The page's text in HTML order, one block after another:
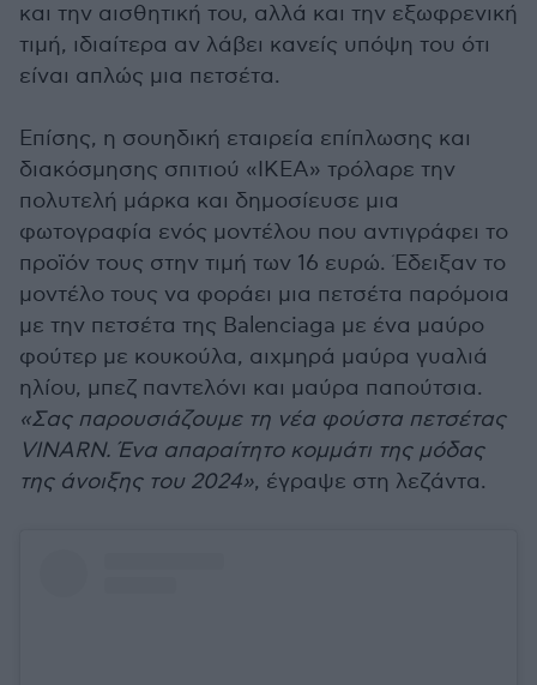
και την αισθητική του, αλλά και την εξωφρενική
τιμή, ιδιαίτερα αν λάβει κανείς υπόψη του ότι
είναι απλώς μια πετσέτα.
Επίσης, η σουηδική εταιρεία επίπλωσης και
διακόσμησης σπιτιού «ΙΚΕΑ» τρόλαρε την
πολυτελή μάρκα και δημοσίευσε μια
φωτογραφία ενός μοντέλου που αντιγράφει το
προϊόν τους στην τιμή των 16 ευρώ. Έδειξαν το
μοντέλο τους να φοράει μια πετσέτα παρόμοια
με την πετσέτα της Balenciaga με ένα μαύρο
φούτερ με κουκούλα, αιχμηρά μαύρα γυαλιά
ηλίου, μπεζ παντελόνι και μαύρα παπούτσια.
«Σας παρουσιάζουμε τη νέα φούστα πετσέτας
VINARN. Ένα απαραίτητο κομμάτι της μόδας
της άνοιξης του 2024», έγραψε στη λεζάντα.